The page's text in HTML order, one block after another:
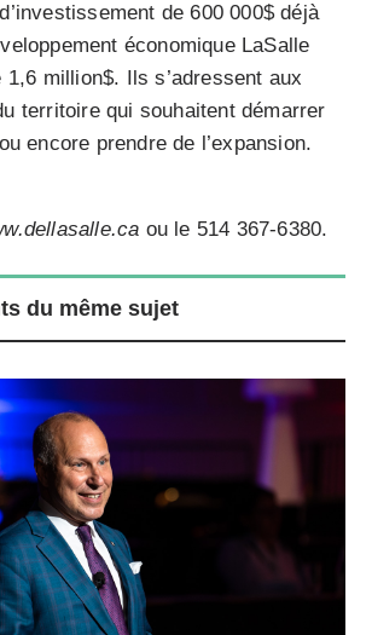
de 600 000$ déjà
économique LaSalle
1,6 million$. Ils s’adressent aux
territoire qui souhaitent démarrer
encore prendre de l’expansion.
ou le 514 367-6380.
du même sujet